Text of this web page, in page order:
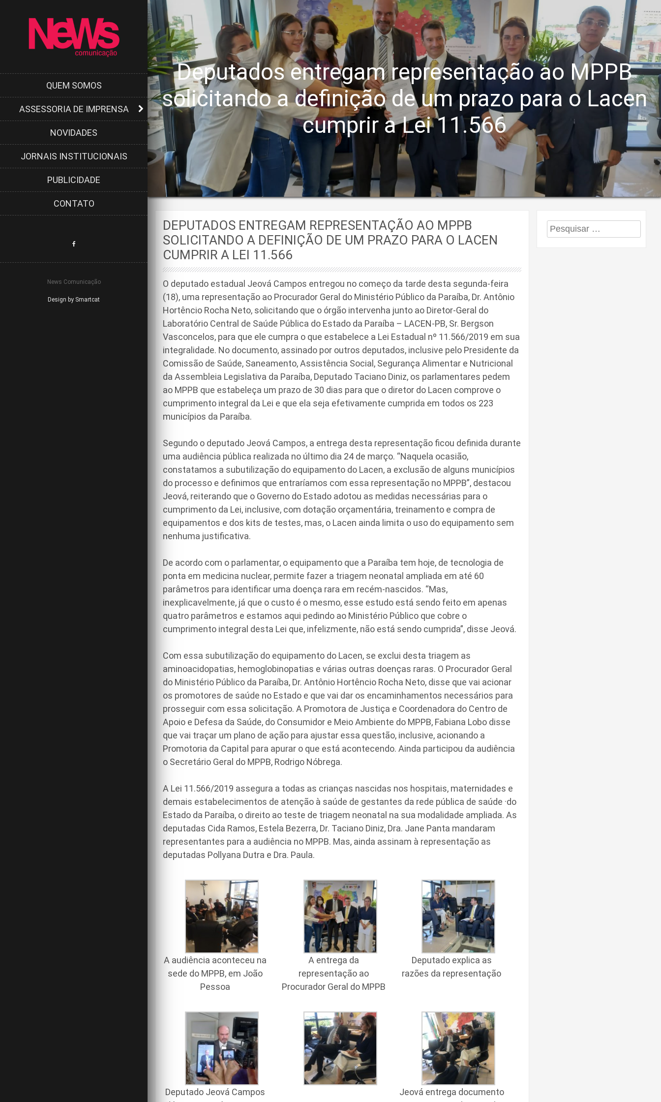
QUEM SOMOS
ASSESSORIA DE IMPRENSA
NOVIDADES
JORNAIS INSTITUCIONAIS
PUBLICIDADE
CONTATO
News Comunicação
Design by Smartcat
Deputados entregam representação ao MPPB
solicitando a definição de um prazo para o Lacen
cumprir a Lei 11.566
DEPUTADOS ENTREGAM REPRESENTAÇÃO AO MPPB
SOLICITANDO A DEFINIÇÃO DE UM PRAZO PARA O LACEN
CUMPRIR A LEI 11.566
O deputado estadual Jeová Campos entregou no começo da tarde desta segunda-feira
(18), uma representação ao Procurador Geral do Ministério Público da Paraíba, Dr. Antônio
Hortêncio Rocha Neto, solicitando que o órgão intervenha junto ao Diretor-Geral do
Laboratório Central de Saúde Pública do Estado da Paraíba – LACEN-PB, Sr. Bergson
Vasconcelos, para que ele cumpra o que estabelece a Lei Estadual nº 11.566/2019 em sua
integralidade. No documento, assinado por outros deputados, inclusive pelo Presidente da
Comissão de Saúde, Saneamento, Assistência Social, Segurança Alimentar e Nutricional
da Assembleia Legislativa da Paraíba, Deputado Taciano Diniz, os parlamentares pedem
ao MPPB que estabeleça um prazo de 30 dias para que o diretor do Lacen comprove o
cumprimento integral da Lei e que ela seja efetivamente cumprida em todos os 223
municípios da Paraíba.
Segundo o deputado Jeová Campos, a entrega desta representação ficou definida durante
uma audiência pública realizada no último dia 24 de março. “Naquela ocasião,
constatamos a subutilização do equipamento do Lacen, a exclusão de alguns municípios
do processo e definimos que entraríamos com essa representação no MPPB”, destacou
Jeová, reiterando que o Governo do Estado adotou as medidas necessárias para o
cumprimento da Lei, inclusive, com dotação orçamentária, treinamento e compra de
equipamentos e dos kits de testes, mas, o Lacen ainda limita o uso do equipamento sem
nenhuma justificativa.
De acordo com o parlamentar, o equipamento que a Paraíba tem hoje, de tecnologia de
ponta em medicina nuclear, permite fazer a triagem neonatal ampliada em até 60
parâmetros para identificar uma doença rara em recém-nascidos. “Mas,
inexplicavelmente, já que o custo é o mesmo, esse estudo está sendo feito em apenas
quatro parâmetros e estamos aqui pedindo ao Ministério Público que cobre o
cumprimento integral desta Lei que, infelizmente, não está sendo cumprida”, disse Jeová.
Com essa subutilização do equipamento do Lacen, se exclui desta triagem as
aminoacidopatias, hemoglobinopatias e várias outras doenças raras. O Procurador Geral
do Ministério Público da Paraíba, Dr. Antônio Hortêncio Rocha Neto, disse que vai acionar
os promotores de saúde no Estado e que vai dar os encaminhamentos necessários para
prosseguir com essa solicitação. A Promotora de Justiça e Coordenadora do Centro de
Apoio e Defesa da Saúde, do Consumidor e Meio Ambiente do MPPB, Fabiana Lobo disse
que vai traçar um plano de ação para ajustar essa questão, inclusive, acionando a
Promotoria da Capital para apurar o que está acontecendo. Ainda participou da audiência
o Secretário Geral do MPPB, Rodrigo Nóbrega.
A Lei 11.566/2019 assegura a todas as crianças nascidas nos hospitais, maternidades e
demais estabelecimentos de atenção à saúde de gestantes da rede pública de saúde ·do
Estado da Paraíba, o direito ao teste de triagem neonatal na sua modalidade ampliada. As
deputadas Cida Ramos, Estela Bezerra, Dr. Taciano Diniz, Dra. Jane Panta mandaram
representantes para a audiência no MPPB. Mas, ainda assinam à representação as
deputadas Pollyana Dutra e Dra. Paula.
A audiência aconteceu na
sede do MPPB, em João
Pessoa
A entrega da
representação ao
Procurador Geral do MPPB
Deputado explica as
razões da representação
Deputado Jeová Campos
Jeová entrega documento
Pesquisar
por: